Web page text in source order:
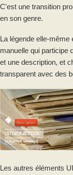
C'est une transition
en son genre.
La légende elle-
manuelle qui participe
et une description, et
transparent avec des
Les autres éléments